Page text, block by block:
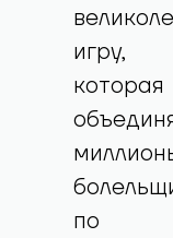
игру,
которая
по